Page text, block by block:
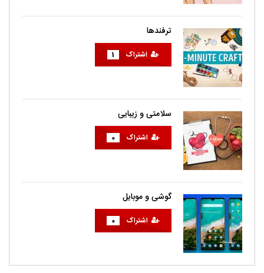
ترفندها
اشتراک 1
سلامتی و زیبایی
اشتراک 0
گوشی و موبایل
اشتراک 0